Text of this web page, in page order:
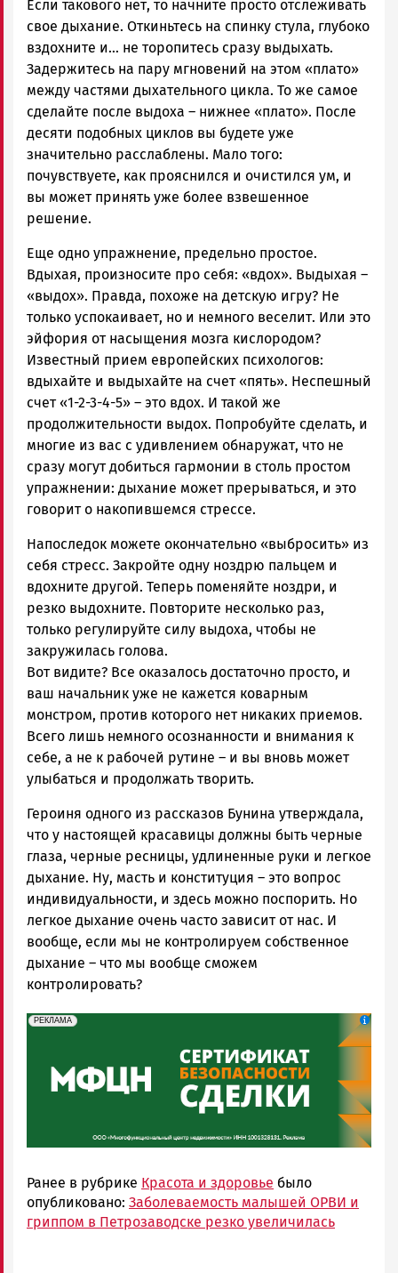
Если такового нет, то начните просто отслеживать
свое дыхание. Откиньтесь на спинку стула, глубоко
вздохните и… не торопитесь сразу выдыхать.
Задержитесь на пару мгновений на этом «плато»
между частями дыхательного цикла. То же самое
сделайте после выдоха – нижнее «плато». После
десяти подобных циклов вы будете уже
значительно расслаблены. Мало того:
почувствуете, как прояснился и очистился ум, и
вы может принять уже более взвешенное
решение.
Еще одно упражнение, предельно простое.
Вдыхая, произносите про себя: «вдох». Выдыхая –
«выдох». Правда, похоже на детскую игру? Не
только успокаивает, но и немного веселит. Или это
эйфория от насыщения мозга кислородом?
Известный прием европейских психологов:
вдыхайте и выдыхайте на счет «пять». Неспешный
счет «1-2-3-4-5» – это вдох. И такой же
продолжительности выдох. Попробуйте сделать, и
многие из вас с удивлением обнаружат, что не
сразу могут добиться гармонии в столь простом
упражнении: дыхание может прерываться, и это
говорит о накопившемся стрессе.
Напоследок можете окончательно «выбросить» из
себя стресс. Закройте одну ноздрю пальцем и
вдохните другой. Теперь поменяйте ноздри, и
резко выдохните. Повторите несколько раз,
только регулируйте силу выдоха, чтобы не
закружилась голова.
Вот видите? Все оказалось достаточно просто, и
ваш начальник уже не кажется коварным
монстром, против которого нет никаких приемов.
Всего лишь немного осознанности и внимания к
себе, а не к рабочей рутине – и вы вновь может
улыбаться и продолжать творить.
Героиня одного из рассказов Бунина утверждала,
что у настоящей красавицы должны быть черные
глаза, черные ресницы, удлиненные руки и легкое
дыхание. Ну, масть и конституция – это вопрос
индивидуальности, и здесь можно поспорить. Но
легкое дыхание очень часто зависит от нас. И
вообще, если мы не контролируем собственное
дыхание – что мы вообще сможем
контролировать?
erid: 2SDnjeH4Mf4
РЕКЛАМА
Реклама
Ранее в рубрике Красота и здоровье было
опубликовано: Заболеваемость малышей ОРВИ и
гриппом в Петрозаводске резко увеличилась